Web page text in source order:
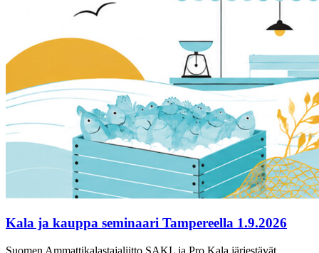
Kala ja kauppa seminaari Tampereella 1.9.2026
Suomen Ammattikalastajaliitto SAKL ja Pro Kala järjestävät